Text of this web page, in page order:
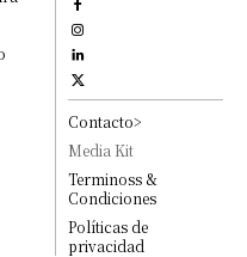
Contacto>
Media Kit
Terminoss &
Condiciones
Políticas de
privacidad